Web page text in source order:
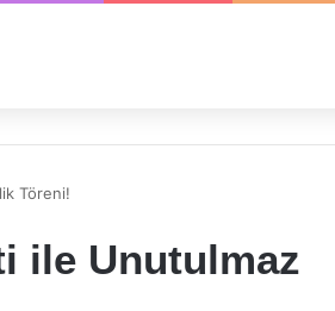
Töreni!
ile Unutulmaz